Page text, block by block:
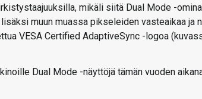
mikäli siitä Dual Mode -
muun muassa pikseleiden vasteaikaa ja
VESA Certified AdaptiveSync -logoa
Dual Mode -näyttöjä tämän vuoden